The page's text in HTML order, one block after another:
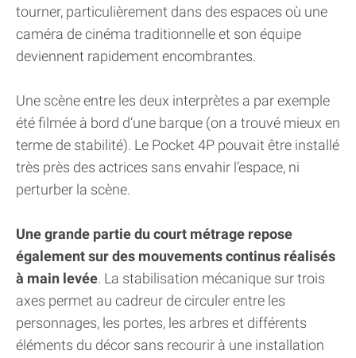
tourner, particulièrement dans des espaces où une
caméra de cinéma traditionnelle et son équipe
deviennent rapidement encombrantes.
Une scène entre les deux interprètes a par exemple
été filmée à bord d’une barque (on a trouvé mieux en
terme de stabilité). Le Pocket 4P pouvait être installé
très près des actrices sans envahir l’espace, ni
perturber la scène.
Une grande partie du court métrage repose
également sur des mouvements continus réalisés
à main levée. La stabilisation mécanique sur trois
axes permet au cadreur de circuler entre les
personnages, les portes, les arbres et différents
éléments du décor sans recourir à une installation